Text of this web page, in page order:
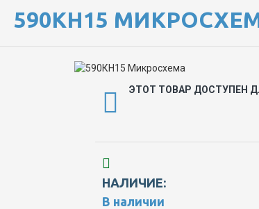
590КН15
ЭТОТ ТОВАР ДОСТУПЕН
НАЛИЧИЕ:
В наличии